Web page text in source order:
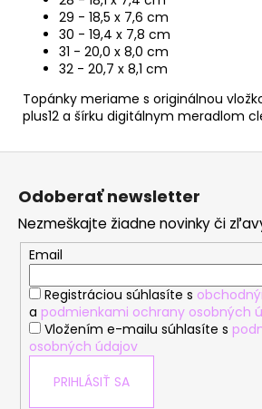
29 - 18,5 x 7,6 cm
30 - 19,4 x 7,8 cm
31 - 20,0 x 8,0 cm
32 - 20,7 x 8,1 cm
Topánky meriame s originálnou
plus12 a šírku digitálnym meradlom
Z
Odoberať newsletter
Nezmeškajte žiadne novinky či
Email
Registráciou súhlasíte s
a podmienkami ochrany osobných
Vložením e-mailu súhlasíte s
osobných údajov
PRIHLÁSIŤ SA